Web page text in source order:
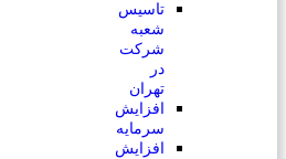
تاسیس
شعبه
شرکت
در
تهران
افزایش
سرمایه
افزایش